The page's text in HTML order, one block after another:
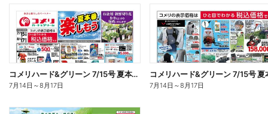
コメリハード&グリーン 7/15号 夏本番を楽しもう オモテ
7月14日 ～8月17日 7月14日 ～8月17日